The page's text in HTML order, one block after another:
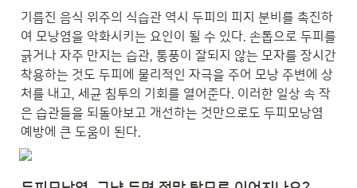
기름진 음식 위주의 식습관 역시 두피의 피지 분비를 촉진하
여 모낭염을 악화시키는 요인이 될 수 있다. 손톱으로 두피를
긁거나 자주 만지는 습관, 통풍이 잘되지 않는 모자를 장시간
착용하는 것도 두피에 물리적인 자극을 주어 모낭 주변에 상
처를 내고, 세균 침투의 기회를 열어준다. 이러한 일상 속 작
은 습관들을 되돌아보고 개선하는 것만으로도 두피모낭염
예방에 큰 도움이 된다.